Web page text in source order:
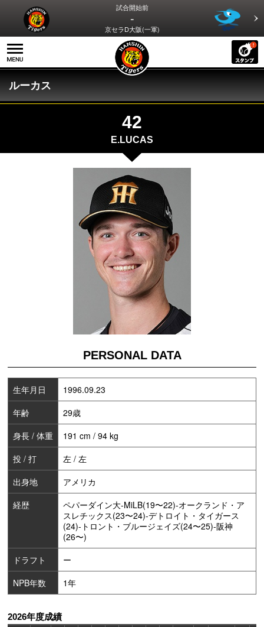
試合開始前
-
京セラD大阪(一軍)
ルーカス
42
E.LUCAS
PERSONAL DATA
生年月日
1996.09.23
年齢
29歳
身長 / 体重
191 cm / 94 kg
投 / 打
左 / 左
出身地
アメリカ
経歴
ペパーダイン大-MiLB(19〜22)-オークランド・ア
スレチックス(23〜24)-デトロイト・タイガース
(24)-トロント・ブルージェイズ(24〜25)-阪神
(26〜)
ドラフト
ー
NPB年数
1年
2026年度成績